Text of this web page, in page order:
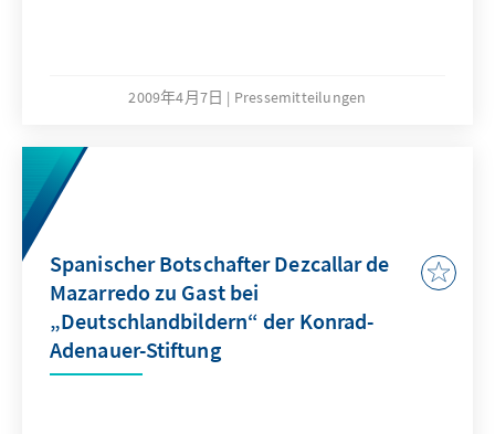
2009年4月7日 Pressemitteilungen
Spanischer Botschafter Dezcallar de
Mazarredo zu Gast bei
„Deutschlandbildern“ der Konrad-
Adenauer-Stiftung